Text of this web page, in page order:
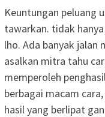
Keuntungan peluang
tawarkan. tidak
lho. Ada banyak jalan
asalkan mitra tahu
memperoleh
berbagai macam
hasil yang berlipat